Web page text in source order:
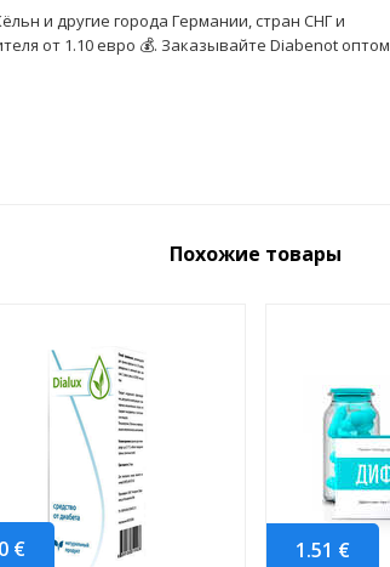
и другие города Германии, стран СНГ и
от 1.10 евро 💰. Заказывайте Diabenot оптом
Похожие товары
€ 1.51 €